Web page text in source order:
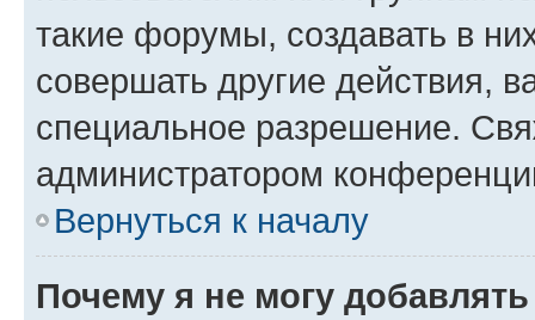
такие форумы, создавать в
совершать другие действия,
специальное разрешение.
администратором
Вернуться к началу
Почему я не могу